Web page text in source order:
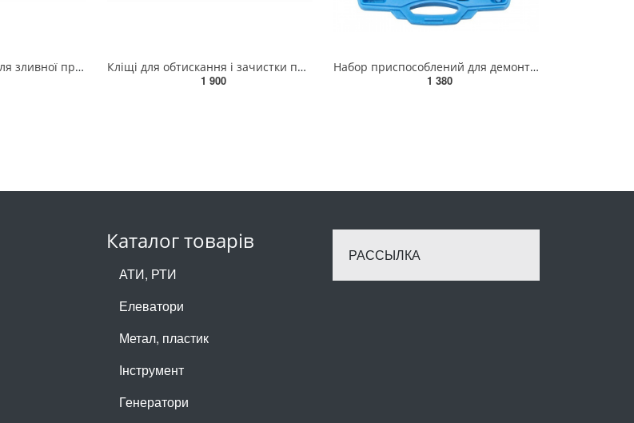
Ключ двосторонній для зливної пробки YATO : квадрат- 8 x 10 мм [6/36] YT-05995
Кліщі для обтискання і зачистки проводів YATO, L=220 мм [5/30] YT-2250
1 900
Набор приспособлений для демонтажа водяного насоса 4 предмета (VAG 2.5 TDI) , в кейсе ROCKFORCE RF-4
1 380
Каталог товарів
АТИ, РТИ
Елеватори
Метал, пластик
Інструмент
Генератори
РАССЫЛКА